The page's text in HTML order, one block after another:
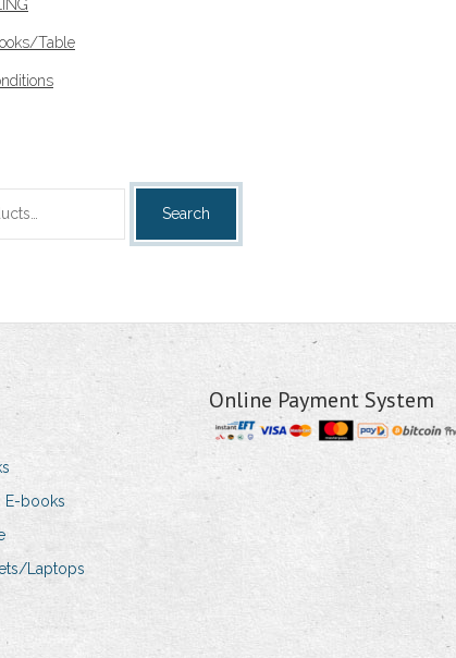
Table
Search
E-books
Laptops
Online Payment System